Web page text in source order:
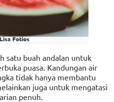
Lisa Fotios
satu buah andalan untuk
puasa. Kandungan air
tidak hanya membantu
juga untuk mengatasi
penuh.